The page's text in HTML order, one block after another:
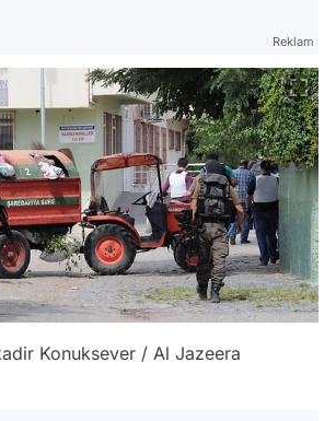
Reklam
Konuksever / Al Jazeera